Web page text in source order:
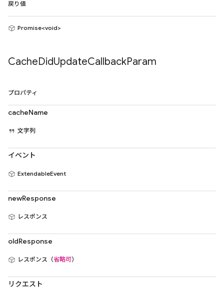
戻り値
Promise<void>
CacheDidUpdateCallbackParam
プロパティ
cacheName
文字列
イベント
ExtendableEvent
newResponse
レスポンス
oldResponse
レスポンス（省略可）
リクエスト